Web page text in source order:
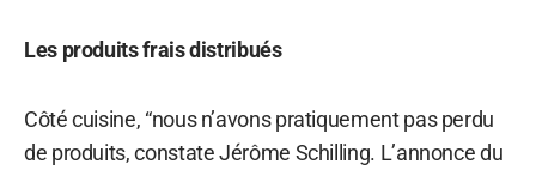
Les produits frais distribués
Côté cuisine, “nous n’avons pratiquement pas perdu
de produits, constate Jérôme Schilling. L’annonce du